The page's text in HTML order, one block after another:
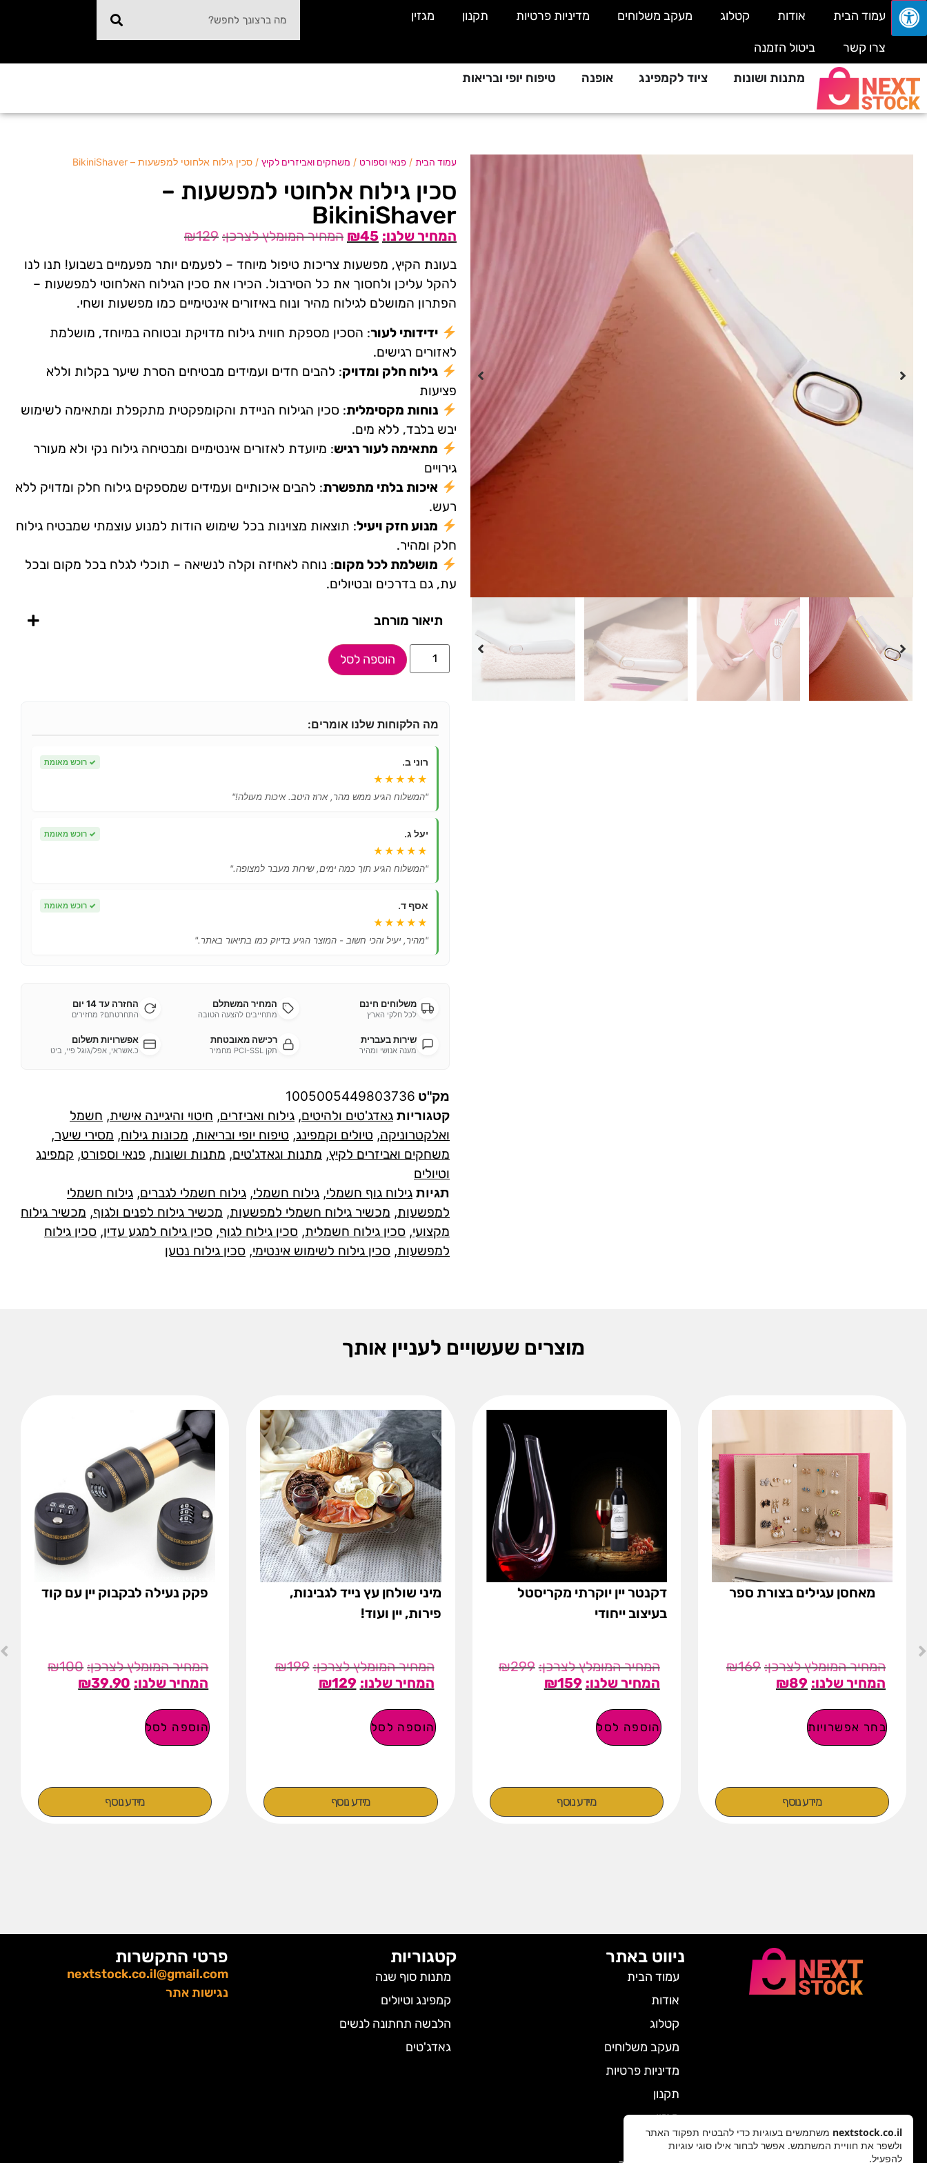
עמוד הבית אודות קטלוג מעקב משלוחים מדיניות פרטיות תקנון מגזין
צרו קשר
ביטול הזמנה
מתנות ושונות
ציוד לקמפינג אופנה טיפוח יופי ובריאות
עמוד הבית / פנאי וספורט / משחקים ואביזרים לקיץ / סכין גילוח אלחוטי למפשעות – BikiniShaver
סכין גילוח אלחוטי למפשעות –
BikiniShaver
₪129 ₪45
בעונת הקיץ, מפשעות צריכות טיפול מיוחד – לפעמים יותר מפעמיים בשבוע! תנו לנו
להקל עליכן ולחסוך את כל הסירבול. הכירו את סכין הגילוח האלחוטי למפשעות –
הפתרון המושלם לגילוח מהיר ונוח באיזורים אינטימיים כמו מפשעות ושחי.
ידידותי לעור: הסכין מספקת חווית גילוח מדויקת ובטוחה במיוחד, מושלמת
לאזורים רגישים.
גילוח חלק ומדויק: להבים חדים ועמידים מבטיחים הסרת שיער בקלות וללא
פציעות
נוחות מקסימלית: סכין הגילוח הניידת והקומפקטית מתקפלת ומתאימה לשימוש
יבש בלבד, ללא מים.
מתאימה לעור רגיש: מיועדת לאזורים אינטימיים ומבטיחה גילוח נקי ולא מעורר
גירויים
איכות בלתי מתפשרת: להבים איכותיים ועמידים שמספקים גילוח חלק ומדויק ללא
רעש.
מנוע חזק ויעיל: תוצאות מצוינות בכל שימוש הודות למנוע עוצמתי שמבטיח גילוח
חלק ומהיר.
מושלמת לכל מקום: נוחה לאחיזה וקלה לנשיאה – תוכלי לגלח בכל מקום ובכל
עת, גם בדרכים ובטיולים.
תיאור מורחב
הוספה לסל
מה הלקוחות שלנו אומרים:
רוני ב. ✓ רוכש מאומת
★★★★★
"המשלוח הגיע ממש מהר, ארוז היטב. איכות מעולה!"
יעל ג. ✓ רוכש מאומת
★★★★★
"המשלוח הגיע תוך כמה ימים, שירות מעבר למצופה."
אסף ד. ✓ רוכש מאומת
★★★★★
"מהיר, יעיל והכי חשוב - המוצר הגיע בדיוק כמו בתיאור באתר."
משלוחים חינם
לכל חלקי הארץ
המחיר המשתלם
מתחייבים להצעה הטובה
החזרה עד 14 יום
התחרטתם? מחזירים
שירות בעברית
מענה אנושי ומהיר
רכישה מאובטחת
תקן PCI-SSL מחמיר
אפשרויות תשלום
כ.אשראי, אפל/גוגל פיי, ביט
מק"ט 1005005449803736
קטגוריות גאדג'טים ולהיטים, גילוח ואביזרים, חיטוי והיגיינה אישית, חשמל
ואלקטרוניקה, טיולים וקמפינג, טיפוח יופי ובריאות, מכונות גילוח, מסירי שיער,
משחקים ואביזרים לקיץ, מתנות וגאדג'טים, מתנות ושונות, פנאי וספורט, קמפינג
וטיולים
תגיות גילוח גוף חשמלי, גילוח חשמלי, גילוח חשמלי לגברים, גילוח חשמלי
למפשעות, מכשיר גילוח חשמלי למפשעות, מכשיר גילוח לפנים ולגוף, מכשיר גילוח
מקצועי, סכין גילוח חשמלית, סכין גילוח לגוף, סכין גילוח למגע עדין, סכין גילוח
למפשעות, סכין גילוח לשימוש אינטימי, סכין גילוח נטען
מוצרים שעשויים לעניין אותך
מאחסן עגילים בצורת ספר
₪169
₪89
בחר אפשרויות
מידע נוסף
דקנטר יין יוקרתי מקריסטל
בעיצוב ייחודי
₪299
₪159
הוספה לסל
מידע נוסף
מיני שולחן עץ נייד לגבינות,
פירות, יין ועוד!
₪199
₪129
הוספה לסל
מידע נוסף
פקק נעילה לבקבוק יין עם קוד
₪100
₪39.90
הוספה לסל
מידע נוסף
ניווט באתר
עמוד הבית
אודות
קטלוג
מעקב משלוחים
מדיניות פרטיות
תקנון
מגזין
צרו קשר
קטגוריות
מתנות סוף שנה
קמפינג וטיולים
הלבשה תחתונה לנשים
גאדג'טים
פרטי התקשרות
nextstock.co.il@gmail.com
נגישות אתר
nextstock.co.il משתמשים בעוגיות כדי להבטיח תפקוד האתר
ולשפר את חוויית המשתמש. אפשר לבחור אילו סוגי עוגיות
להפעיל.